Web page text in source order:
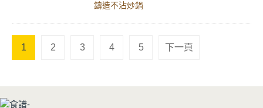
鑄造不沾炒鍋
1 2 3 4 5 下一頁